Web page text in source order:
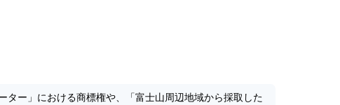
ター」における商標権や、「富士山周辺地域から採取した